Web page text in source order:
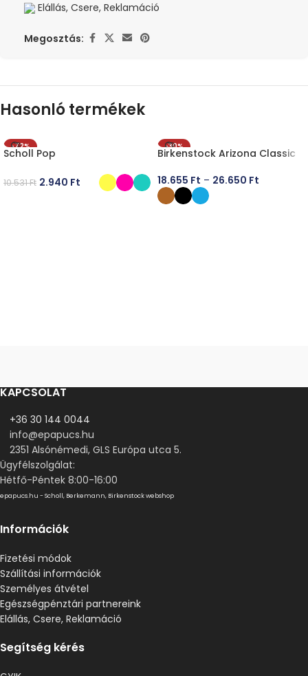
Elállás, Csere, Reklamáció
Megosztás:
Hasonló termékek
-72%
Scholl Pop
10.531Ft 2.940 Ft
-30%
Birkenstock Arizona Classic
18.655 Ft – 26.650 Ft
KAPCSOLAT
+36 30 144 0044
info@epapucs.hu
2351 Alsónémedi, GLS Európa utca 5.
Ügyfélszolgálat:
Hétfő-Péntek 8:00-16:00
epapucs.hu - Scholl, Berkemann, Birkenstock webshop
Információk
Fizetési módok
Szállítási információk
Személyes átvétel
Egészségpénztári partnereink
Elállás, Csere, Reklamáció
Segítség kérés